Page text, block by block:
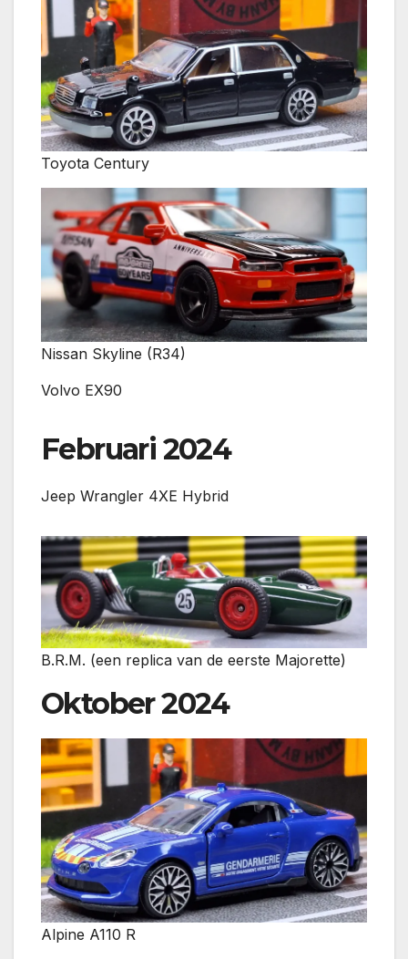
Toyota Century
Nissan Skyline (R34)
Volvo EX90
Februari 2024
Jeep Wrangler 4XE Hybrid
B.R.M. (een replica van de eerste Majorette)
Oktober 2024
Alpine A110 R